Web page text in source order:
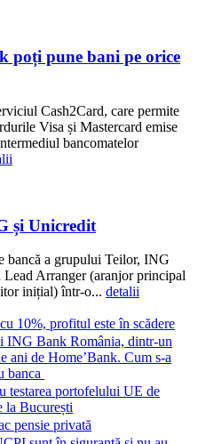
poți pune bani pe orice
Cash2Card, care permite
Visa și Mastercard emise
bancomatelor
și Unicredit
bancă a grupului Teilor, ING
Arranger (aranjor principal
inițial) într-o... detalii
10%, profitul este în scădere
ING Bank România, dintr-un
ani de Home’Bank. Cum s-a
banca
testarea portofelului UE de
la București
pensie privată